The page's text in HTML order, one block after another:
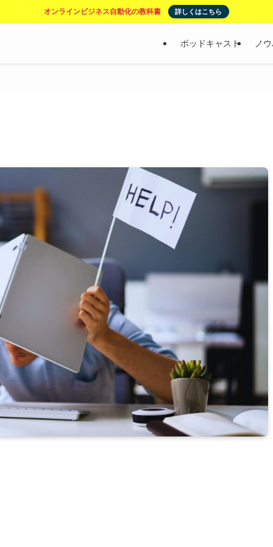
オンラインビジネス自動化の教科書 詳しくはこちら
ポッドキャスト ノ